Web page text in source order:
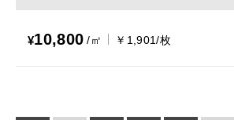
¥10,800 /㎡ ￥1,901/枚